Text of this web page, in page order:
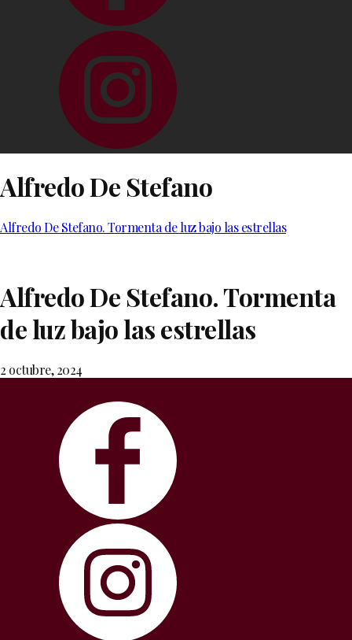
Alfredo De Stefano
Alfredo De Stefano. Tormenta de luz bajo las estrellas
Alfredo De Stefano. Tormenta
de luz bajo las estrellas
2 octubre, 2024